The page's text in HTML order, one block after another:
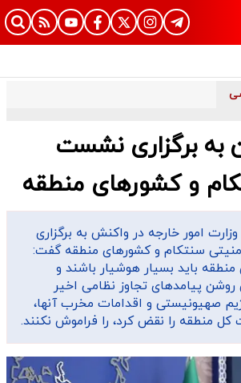
به برگزاری نشست
و کشورهای منطقه
امور خارجه در واکنش به برگزاری
سنتکام و کشورهای منطقه گفت:
باید بسیار هوشیار باشند و
پیامدهای تجاوز نظامی اخیر
صهیونیستی و اقدامات مخرب آنها،
کل منطقه را نقض کرد، را فراموش نکنند.